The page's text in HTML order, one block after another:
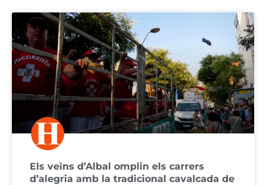
Els veïns d’Albal omplin els carrers
d’alegria amb la tradicional cavalcada de